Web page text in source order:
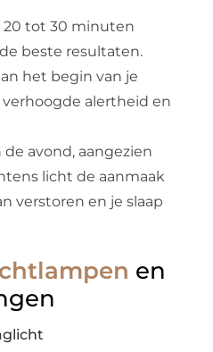
tot 30 minuten
beste resultaten.
het begin van je
alertheid en
avond, aangezien
licht de aanmaak
verstoren en je slaap
en